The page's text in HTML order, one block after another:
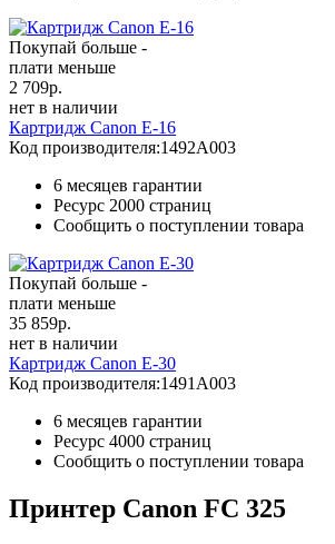
Покупай больше -
плати меньше
2 709р.
нет в наличии
Картридж Canon E-16
Код производителя:1492A003
6 месяцев гарантии
Ресурс 2000 страниц
Сообщить о поступлении товара
Покупай больше -
плати меньше
35 859р.
нет в наличии
Картридж Canon E-30
Код производителя:1491A003
6 месяцев гарантии
Ресурс 4000 страниц
Сообщить о поступлении товара
Принтер Canon FC 325